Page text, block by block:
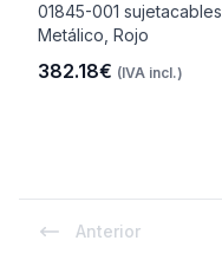
01845-001 sujetacables
Metálico, Rojo
382.18€ (IVA incl.)
Anterior